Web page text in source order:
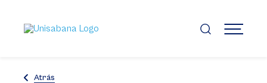
contenido
principal
MENÚ
Atrás